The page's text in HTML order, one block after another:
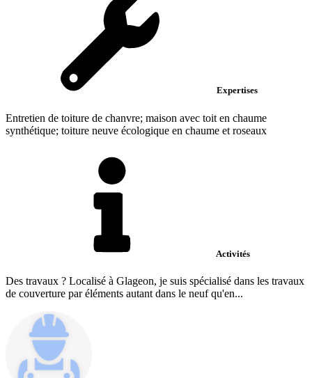
Expertises
Entretien de toiture de chanvre; maison avec toit en chaume
synthétique; toiture neuve écologique en chaume et roseaux
Activités
Des travaux ? Localisé à Glageon, je suis spécialisé dans les travaux
de couverture par éléments autant dans le neuf qu'en...